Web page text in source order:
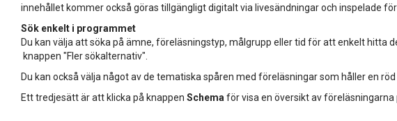
innehållet kommer också göras tillgängligt digitalt via livesändningar och inspelade
Sök enkelt i programmet
Du kan välja att söka på ämne, föreläsningstyp, målgrupp eller tid för att enkelt hitta
knappen "Fler sökalternativ".
Du kan också välja något av de tematiska spåren med föreläsningar som håller en röd
Ett tredjesätt är att klicka på knappen Schema för visa en översikt av föreläsningarna